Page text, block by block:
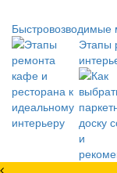
Быстровозводимые
Этапы